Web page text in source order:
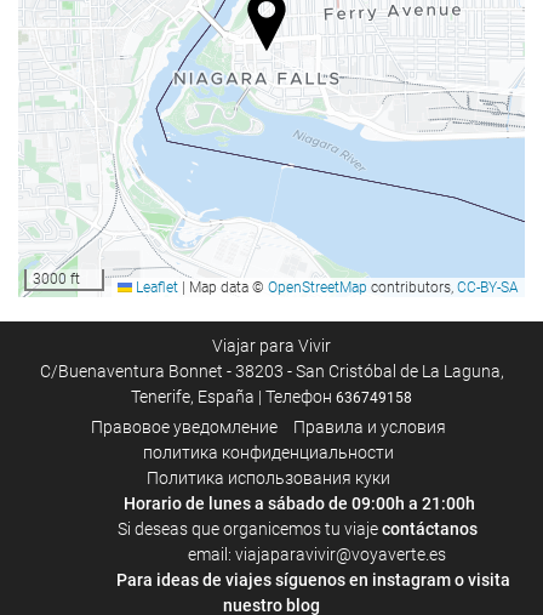
Круглосуточная стойка регистрации
Камера хранения багажа
Бассейн
Бассейн
Бизнес-услуги
Бизнес-Центр
Прачечная
Велнес
Фитнес-центр
3000 ft Leaflet | Map data © OpenStreetMap contributors, CC-BY-SA
Viajar para Vivir
C/Buenaventura Bonnet - 38203 - San Cristóbal de La Laguna,
Tenerife, España | Телефон 636749158
Правовое уведомление
Правила и условия
политика конфиденциальности
Политика использования куки
Horario de lunes a sábado de 09:00h a 21:00h
Si deseas que organicemos tu viajecontáctanos
email: viajaparavivir@voyaverte.es
Para ideas de viajes síguenos en instagramo visita
nuestro blog